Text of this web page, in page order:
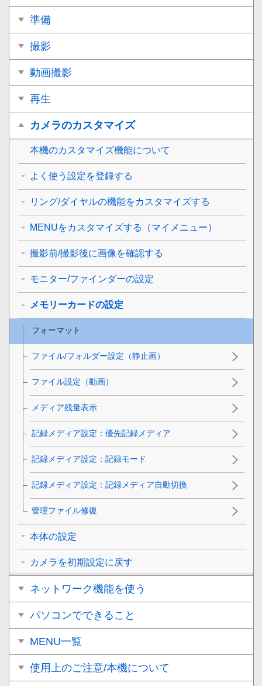
準備
撮影
動画撮影
再生
カメラのカスタマイズ
本機のカスタマイズ機能について
よく使う設定を登録する
リング/ダイヤルの機能をカスタマイズする
MENUをカスタマイズする（マイメニュー）
撮影前/撮影後に画像を確認する
モニター/ファインダーの設定
メモリーカードの設定
フォーマット
ファイル/フォルダー設定（静止画）
ファイル設定（動画）
メディア残量表示
記録メディア設定 ： 優先記録メディア
記録メディア設定 ： 記録モード
記録メディア設定 ： 記録メディア自動切換
管理ファイル修復
本体の設定
カメラを初期設定に戻す
ネットワーク機能を使う
パソコンでできること
MENU一覧
使用上のご注意/本機について